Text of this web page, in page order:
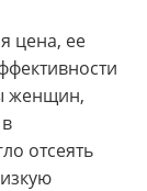
цена, ее
женщин,
отсеять